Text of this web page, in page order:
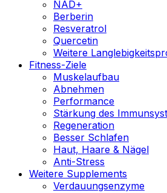
NAD+
Berberin
Resveratrol
Quercetin
Weitere
Fitness-Ziele
Muskelaufbau
Abnehmen
Performance
Stärkung des
Regeneration
Besser Schlafen
Haut, Haare & Nägel
Anti-Stress
Weitere Supplements
Verdauungsenzyme